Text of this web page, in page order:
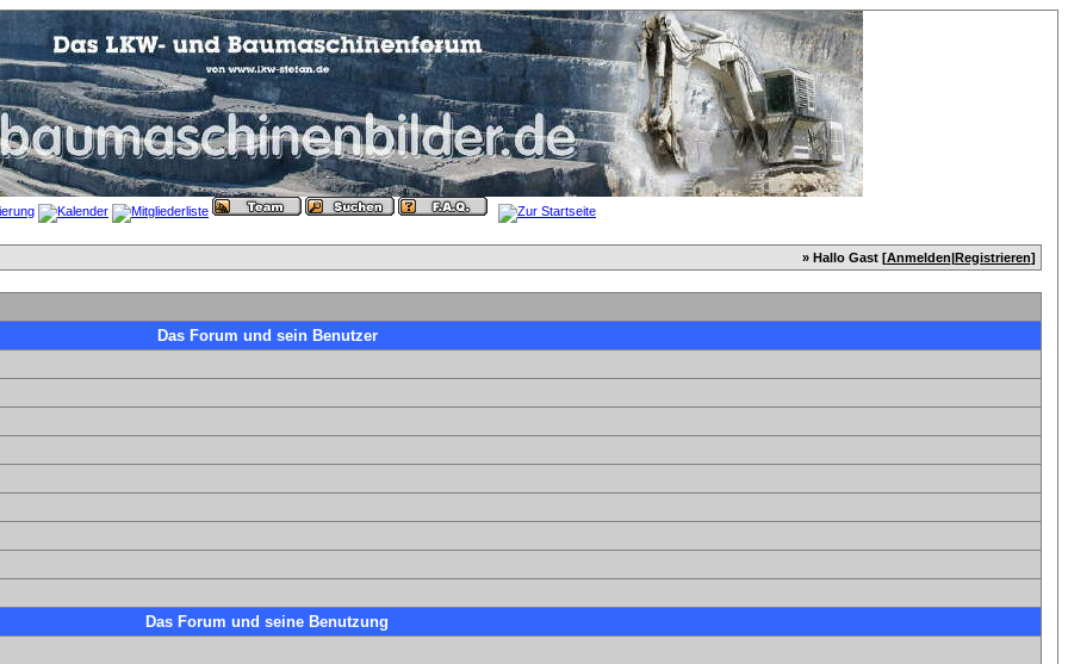
» Hallo Gast [Anmelden|Registrieren]
Das Forum und sein Benutzer
Das Forum und seine Benutzung